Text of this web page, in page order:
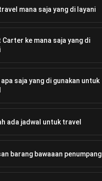
mana saja yang di layani
Carter ke mana saja yang di
saja yang di gunakan untuk
ada jadwal untuk travel
barang bawaaan penumpang